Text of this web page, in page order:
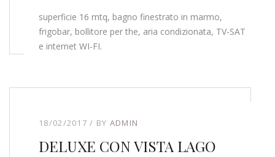
superficie 16 mtq, bagno finestrato in marmo,
frigobar, bollitore per the, aria condizionata, TV-SAT
e internet WI-FI.
18/02/2017 BY ADMIN
DELUXE CON VISTA LAGO